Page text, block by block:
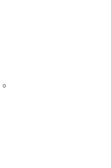
。